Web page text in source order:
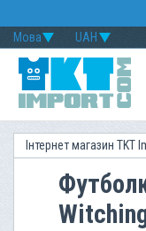
UAH
Мова
Інтернет магазин TKT